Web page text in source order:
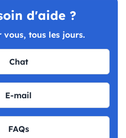
d'aide ?
vous, tous les jours.
Chat
E-mail
FAQs